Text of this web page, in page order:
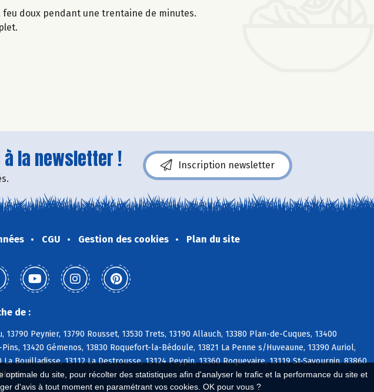
du site, pour récolter des statistiques afin d'analyser le trafic et la performance du site et
d'avis à tout moment en paramétrant vos cookies. OK pour vous ?
doux pendant une trentaine de minutes.
la newsletter ! Inscription newsletter
CGU Gestion des cookies Plan du site
de :
13790 Peynier, 13790 Rousset, 13530 Trets, 13190 Allauch, 13380 Plan-de-Cuques, 13400
13420 Gémenos, 13830 Roquefort-la-Bédoule, 13821 La Penne s/Huveaune, 13390 Auriol,
Bouilladisse, 13112 La Destrousse, 13124 Peypin, 13360 Roquevaire, 13119 St-Savournin, 83860